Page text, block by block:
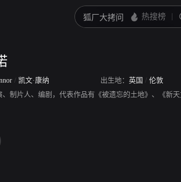
/ 凯文·康纳 出生地： 英国 / 伦敦
、制片人、编剧，代表作品有《被遗忘的土地》、《新